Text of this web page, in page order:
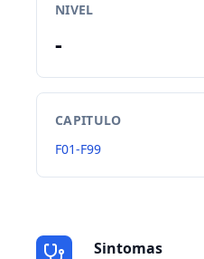
NIVEL
-
CAPITULO
F01-F99
Sintomas